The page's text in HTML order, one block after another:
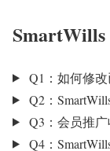
Q1：如何修
Q2：
Q3：会员推
Q4：